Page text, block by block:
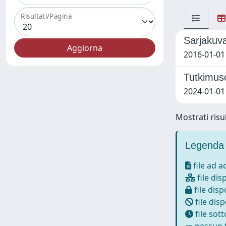
Risultati/Pagina
2016-01-
2024-01-
Mostrati
file ad
file
file
file
file